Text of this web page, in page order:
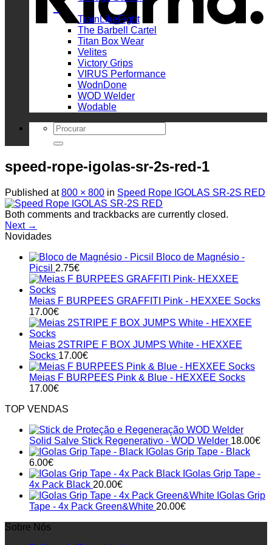
_
TrainLikeFight
The Barbell Cartel
Titan Box Wear
Velites
Victory Grips
VIRUS Performance
WodnDone
WOD Welder
Wodable
Search
for:
speed-rope-igolas-sr-2s-red-1
Published at800 × 800 in Speed Rope IGOLAS SR-2S RED
Both comments and trackbacks are currently closed.
Next →
Novidades
Bloco de Magnésio -
Picsil 2.75€
Meias F BURPEES GRAFFITI Pink - HEXXEE Socks
17.00€
Meias 2STRIPE F BOX JUMPS White - HEXXEE
Socks 17.00€
Meias F BURPEES Pink & Blue - HEXXEE Socks
17.00€
TOP VENDAS
Solid Salve Stick Regenerativo - WOD Welder 18.00€
IGolas Grip Tape - Black
6.00€
IGolas Grip Tape -
4x Pack Black 20.00€
IGolas Grip
Tape - 4x Pack Green&White 20.00€
Sobre Nós